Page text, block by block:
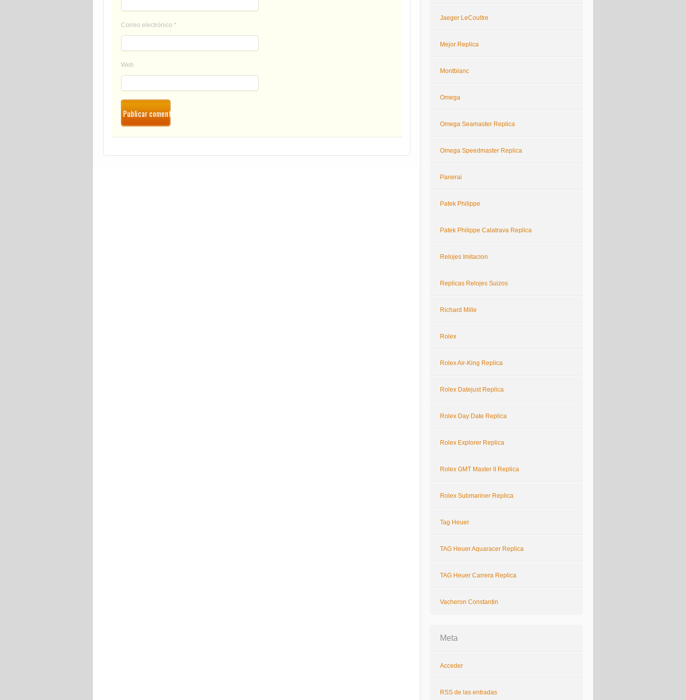
Correo electrónico *
Web
Jaeger LeCoultre
Mejor Replica
Montblanc
Omega
Omega Seamaster Replica
Omega Speedmaster Replica
Panerai
Patek Philippe
Patek Philippe Calatrava Replica
Relojes Imitacion
Replicas Relojes Suizos
Richard Mille
Rolex
Rolex Air-King Replica
Rolex Datejust Replica
Rolex Day Date Replica
Rolex Explorer Replica
Rolex GMT Master II Replica
Rolex Submariner Replica
Tag Heuer
TAG Heuer Aquaracer Replica
TAG Heuer Carrera Replica
Vacheron Constantin
Meta
Acceder
RSS de las entradas